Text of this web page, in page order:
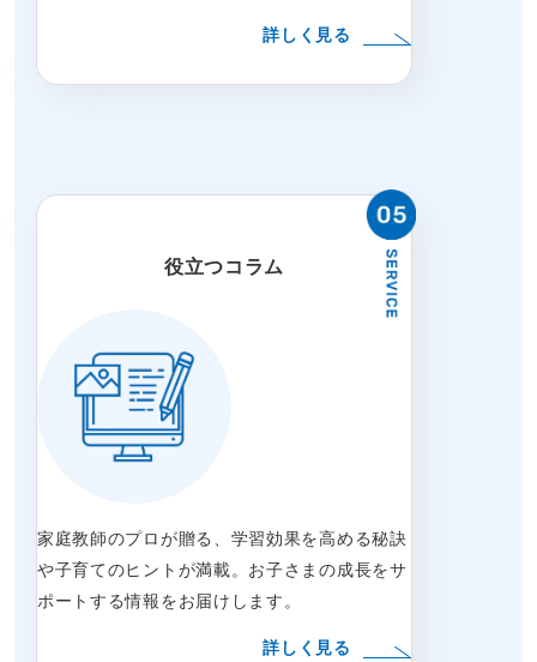
詳しく見る
役立つコラム
家庭教師のプロが贈る、学習効果を高める秘訣
や子育てのヒントが満載。お子さまの成長をサ
ポートする情報をお届けします。
詳しく見る